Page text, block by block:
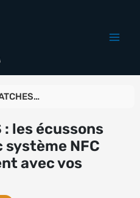
TOUCHPATCHES : les écussons intelligents avec système NFC qui communiquent avec vos téléphones.
: les écussons
NFC
avec vos